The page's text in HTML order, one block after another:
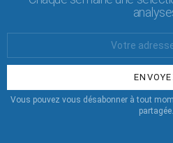
:
Vous pouvez vous désabonner à tout
partagée.